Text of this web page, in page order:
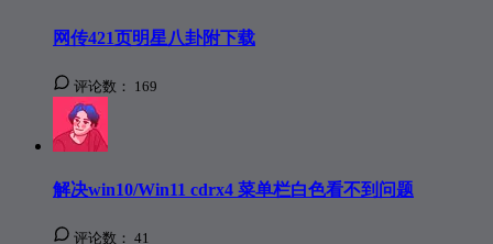
网传421页明星八卦附下载
评论数： 169
解决win10/Win11 cdrx4 菜单栏白色看不到问题
评论数： 41